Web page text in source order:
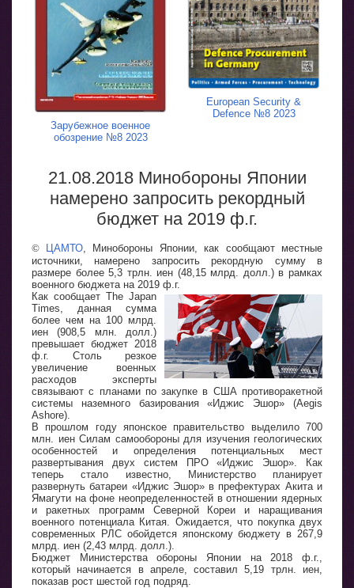
Зарубежное военное
обозрение №8 2023
European Security &
Defence №8 2023
21.08.2018 Минобороны Японии
намерено запросить рекордный
бюджет на 2019 ф.г.
© ЦАМТО, Минобороны Японии, как сообщают местные
источники, намерено запросить рекордную сумму в
размере более 5,3 трлн. иен (48,15 млрд. долл.) в рамках
военного бюджета на 2019 ф.г.
Как сообщает The Japan
Times, данная сумма
более чем на 100 млрд.
иен (908,5 млн. долл.)
превышает бюджет 2018
ф.г. Столь резкое
увеличение военных
расходов эксперты
связывают с планами по закупке в США противоракетной
системы наземного базирования «Иджис Эшор» (Aegis
Ashore).
В прошлом году японское правительство выделило 700
млн. иен Силам самообороны для изучения геологических
особенностей и определения потенциальных мест
развертывания двух систем ПРО «Иджис Эшор». Как
теперь стало известно, Министерство планирует
развернуть батареи «Иджис Эшор» в префектурах Акита и
Ямагути на фоне неопределенностей в отношении ядерных
и ракетных программ Северной Кореи и наращивания
военного потенциала Китая. Ожидается, что покупка двух
современных РЛС обойдется японскому бюджету в 267,9
млрд. иен (2,43 млрд. долл.).
Бюджет Министерства обороны Японии на 2018 ф.г.,
который начинается в апреле, составил 5,19 трлн. иен,
показав рост шестой год подряд.